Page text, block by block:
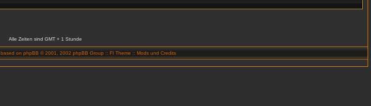
Alle Zeiten sind GMT + 1 Stunde
based on phpBB © 2001, 2002 phpBB Group :: FI Theme :: Mods und Credits